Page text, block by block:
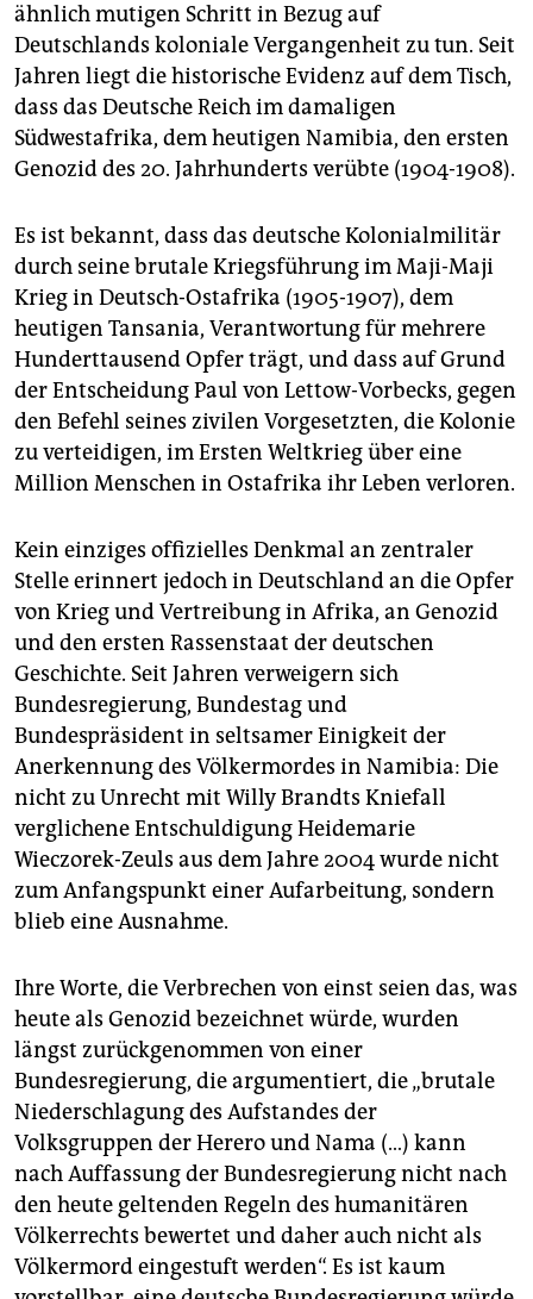
ähnlich mutigen Schritt in Bezug auf
Deutschlands koloniale Vergangenheit zu tun. Seit
Jahren liegt die historische Evidenz auf dem Tisch,
dass das Deutsche Reich im damaligen
Südwestafrika, dem heutigen Namibia, den ersten
Genozid des 20. Jahrhunderts verübte (1904-1908).
Es ist bekannt, dass das deutsche Kolonialmilitär
durch seine brutale Kriegsführung im Maji-Maji
Krieg in Deutsch-Ostafrika (1905-1907), dem
heutigen Tansania, Verantwortung für mehrere
Hunderttausend Opfer trägt, und dass auf Grund
der Entscheidung Paul von Lettow-Vorbecks, gegen
den Befehl seines zivilen Vorgesetzten, die Kolonie
zu verteidigen, im Ersten Weltkrieg über eine
Million Menschen in Ostafrika ihr Leben verloren.
Kein einziges offizielles Denkmal an zentraler
Stelle erinnert jedoch in Deutschland an die Opfer
von Krieg und Vertreibung in Afrika, an Genozid
und den ersten Rassenstaat der deutschen
Geschichte. Seit Jahren verweigern sich
Bundesregierung, Bundestag und
Bundespräsident in seltsamer Einigkeit der
Anerkennung des Völkermordes in Namibia: Die
nicht zu Unrecht mit Willy Brandts Kniefall
verglichene Entschuldigung Heidemarie
Wieczorek-Zeuls aus dem Jahre 2004 wurde nicht
zum Anfangspunkt einer Aufarbeitung, sondern
blieb eine Ausnahme.
Ihre Worte, die Verbrechen von einst seien das, was
heute als Genozid bezeichnet würde, wurden
längst zurückgenommen von einer
Bundesregierung, die argumentiert, die „brutale
Niederschlagung des Aufstandes der
Volksgruppen der Herero und Nama (…) kann
nach Auffassung der Bundesregierung nicht nach
den heute geltenden Regeln des humanitären
Völkerrechts bewertet und daher auch nicht als
Völkermord eingestuft werden“. Es ist kaum